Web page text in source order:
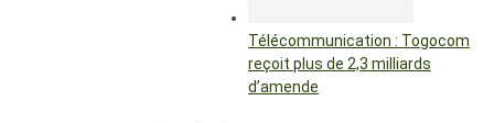
Télécommunication : Togocom
reçoit plus de 2,3 milliards
d’amende